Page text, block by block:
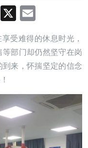
Facebook
X
受难得的休息时光，
部门却仍然坚守在岗
来，怀揣坚定的信念